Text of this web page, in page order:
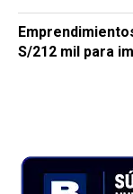
S/212 mil para